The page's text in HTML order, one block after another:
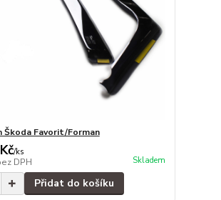
Škoda Favorit/Forman
/ks
DPH Skladem
Přidat do košíku